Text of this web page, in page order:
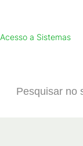
Acesso a Sistemas